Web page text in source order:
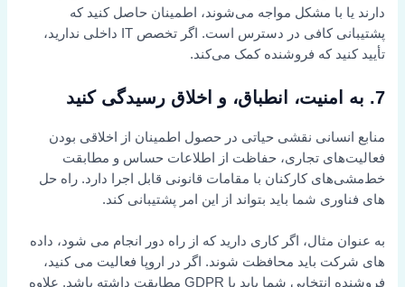
دارند یا با مشکل مواجه می‌شوند، اطمینان حاصل کنید که
پشتیبانی کافی در دسترس است. اگر تخصص IT داخلی ندارید،
تأیید کنید که فروشنده کمک می‌کند.
7. به امنیت، انطباق، و اخلاق رسیدگی کنید
منابع انسانی نقشی حیاتی در حصول اطمینان از اخلاقی بودن
فعالیت‌های تجاری، حفاظت از اطلاعات حساس و مطابقت
خط‌مشی‌های کارکنان با مقامات قانونی قابل اجرا دارد. راه حل
های فناوری شما باید بتواند از این امر پشتیبانی کند.
به عنوان مثال، اگر کاری دارید که از راه دور انجام می شود، داده
های شرکت باید محافظت شوند. اگر در اروپا فعالیت می کنید،
فروشنده انتخابی شما باید با GDPR مطابقت داشته باشد. علاوه